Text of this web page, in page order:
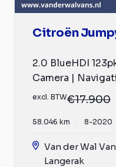
Citroën
2.0 BlueHDI
Camera |
excl. BTW€17.900
58.046 km 8-2020
Van der Wal
Langerak